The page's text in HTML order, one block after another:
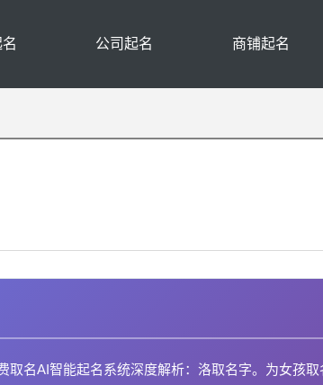
公司起名 商铺起名
取名AI智能起名系统深度解析：洛取名字。为女孩取